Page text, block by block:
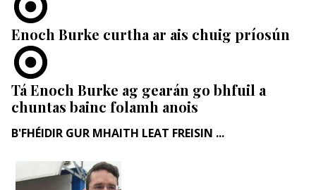
Enoch Burke curtha ar ais chuig príosún
Tá Enoch Burke ag gearán go bhfuil a
chuntas bainc folamh anois
B'FHÉIDIR GUR MHAITH LEAT FREISIN ...